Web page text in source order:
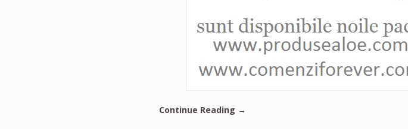
Continue Reading →